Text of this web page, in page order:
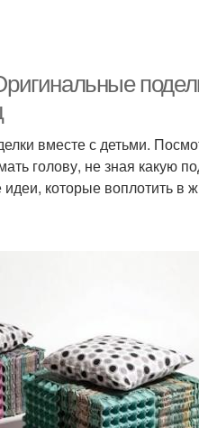
вместе с детьми.
голову, не зная какую
которые воплотить в